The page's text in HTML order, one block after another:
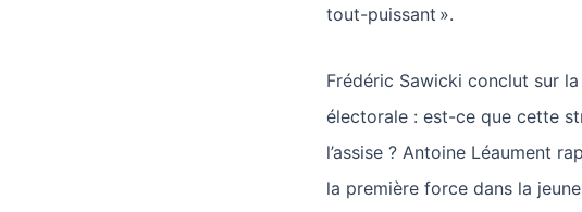
tout-puissant ».
Frédéric Sawicki conclut sur
électorale : est-ce que cette
l’assise ? Antoine Léaument
la première force dans la